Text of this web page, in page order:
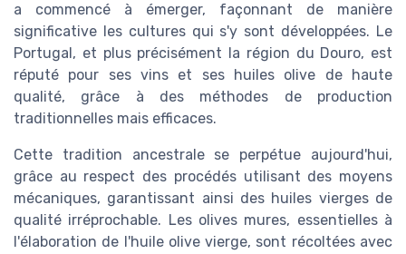
a commencé à émerger, façonnant de manière
significative les cultures qui s'y sont développées. Le
Portugal, et plus précisément la région du Douro, est
réputé pour ses vins et ses huiles olive de haute
qualité, grâce à des méthodes de production
traditionnelles mais efficaces.
Cette tradition ancestrale se perpétue aujourd'hui,
grâce au respect des procédés utilisant des moyens
mécaniques, garantissant ainsi des huiles vierges de
qualité irréprochable. Les olives mures, essentielles à
l'élaboration de l'huile olive vierge, sont récoltées avec